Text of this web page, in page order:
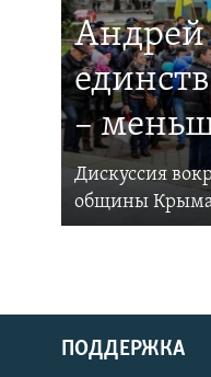
–
Дискуссия
общины
ПОДДЕРЖКА